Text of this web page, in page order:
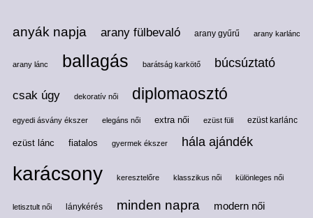
anyák napja arany fülbevaló arany gyűrű arany karlánc
arany lánc ballagás barátság karkötő búcsúztató
csak úgy dekoratív női diplomaosztó
egyedi ásvány ékszer elegáns női extra női ezüst füli ezüst karlánc
ezüst lánc fiatalos gyermek ékszer hála ajándék
karácsony keresztelőre klasszikus női különleges női
letisztult női lánykérés minden napra modern női